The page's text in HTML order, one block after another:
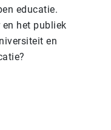
educatie.
het publiek
en